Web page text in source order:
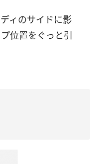
ィのサイドに影
位置をぐっと引